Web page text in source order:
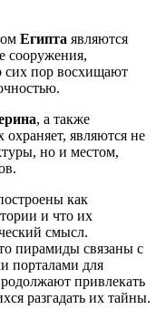
Египта являются
сооружения,
сих пор восхищают
, а также
охраняет, являются не
но и местом,
как
и что их
смысл.
пирамиды связаны с
порталами для
привлекать
разгадать их тайны.